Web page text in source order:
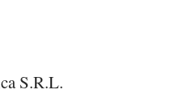
S.R.L.